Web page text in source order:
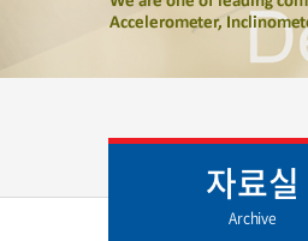
자료실
Archive